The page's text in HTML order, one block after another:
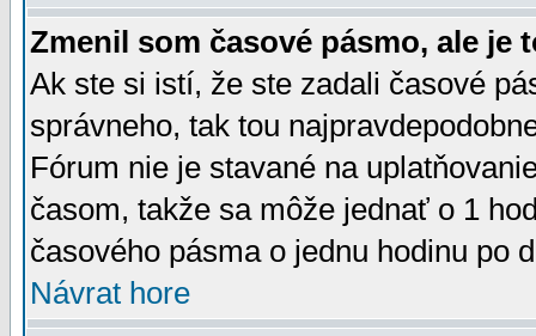
Zmenil som časové pásmo, ale je
Ak ste si istí, že ste zadali časové
správneho, tak tou
Fórum nie je stavané na
časom, takže sa môže jednať o 1
časového pásma o jednu hodinu po
Návrat hore